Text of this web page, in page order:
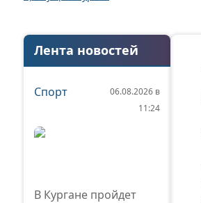
Лента новостей
Спорт
06.08.2026 в
11:24
В Кургане пройдет